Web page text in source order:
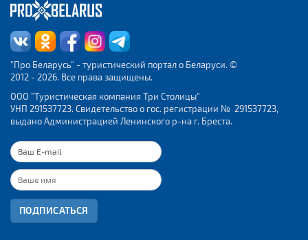
"Про Беларусь" - туристический портал о Беларуси. ©
2012 - 2026. Все права защищены.
ООО "Туристическая компания Три Столицы"
УНП 291537723. Свидетельство о гос. регистрации № 291537723,
выдано Администрацией Ленинского р-на г. Бреста.
ПОДПИСАТЬСЯ